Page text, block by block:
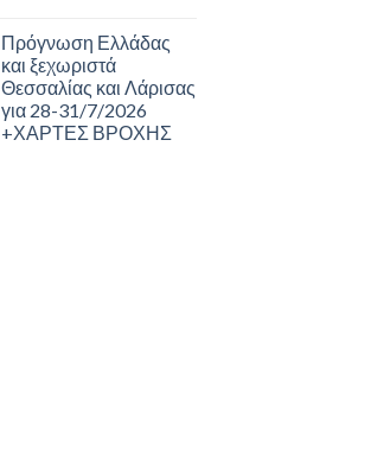
Πρόγνωση Ελλάδας
και ξεχωριστά
Θεσσαλίας και Λάρισας
για 28-31/7/2026
+ΧΑΡΤΕΣ ΒΡΟΧΗΣ